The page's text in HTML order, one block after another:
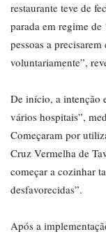
restaurante teve de
parada em regime de
pessoas a
voluntariamente”,
De início, a intenção
vários hospitais”,
Começaram por
Cruz Vermelha de
começar a cozinhar
desfavorecidas”.
Após a